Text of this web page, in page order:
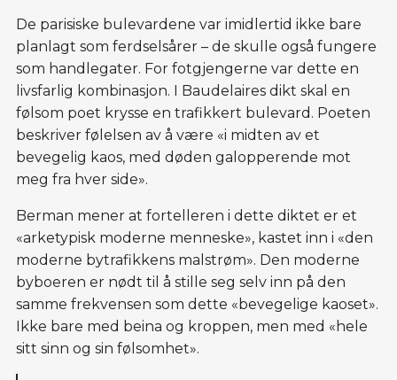
De parisiske bulevardene var imidlertid ikke bare
planlagt som ferdselsårer – de skulle også fungere
som handlegater. For fotgjengerne var dette en
livsfarlig kombinasjon. I Baudelaires dikt skal en
følsom poet krysse en trafikkert bulevard. Poeten
beskriver følelsen av å være «i midten av et
bevegelig kaos, med døden galopperende mot
meg fra hver side».
Berman mener at fortelleren i dette diktet er et
«arketypisk moderne menneske», kastet inn i «den
moderne bytrafikkens malstrøm». Den moderne
byboeren er nødt til å stille seg selv inn på den
samme frekvensen som dette «bevegelige kaoset».
Ikke bare med beina og kroppen, men med «hele
sitt sinn og sin følsomhet».